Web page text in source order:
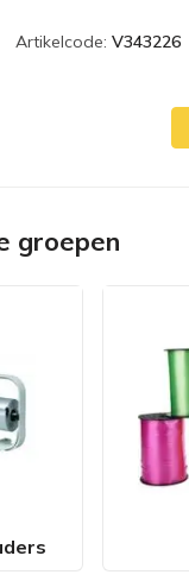
Artikelcode: V343226
groepen